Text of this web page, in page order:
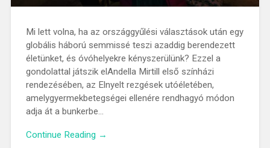
Mi lett volna, ha az országgyűlési választások után egy
globális háború semmissé teszi azaddig berendezett
életünket, és óvóhelyekre kényszerülünk? Ezzel a
gondolattal játszik elAndella Mirtill első színházi
rendezésében, az Elnyelt rezgések utóéletében,
amelygyermekbetegségei ellenére rendhagyó módon
adja át a bunkerbe…
Continue Reading →